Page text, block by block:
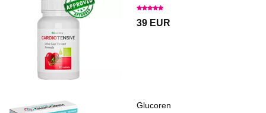
39 EUR
Glucoren